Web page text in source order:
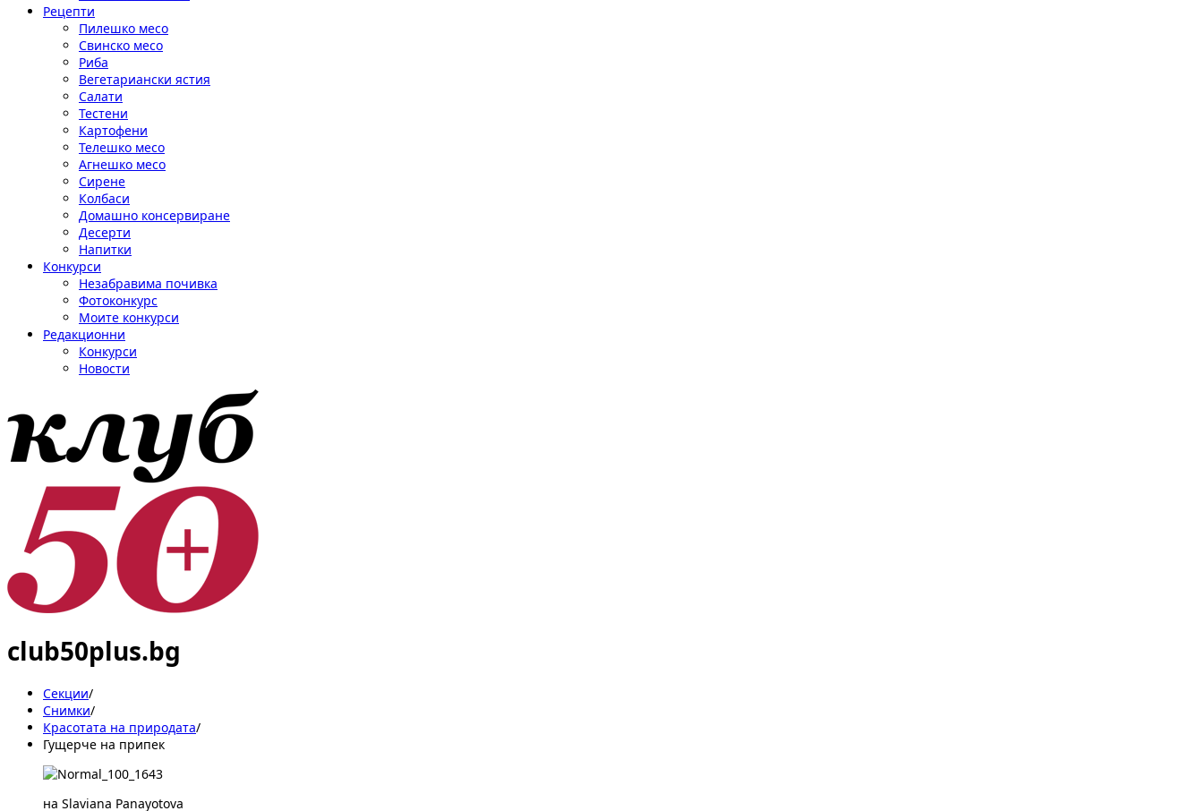
Рецепти
Пилешко месо
Свинско месо
Риба
Вегетариански ястия
Салати
Тестени
Картофени
Телешко месо
Агнешко месо
Сирене
Колбаси
Домашно консервиране
Десерти
Напитки
Конкурси
Незабравима почивка
Фотоконкурс
Моите конкурси
Редакционни
Конкурси
Новости
club50plus.bg
Секции/
Снимки/
Красотата на природата/
Гущерче на припек
на Slaviana Panayotova